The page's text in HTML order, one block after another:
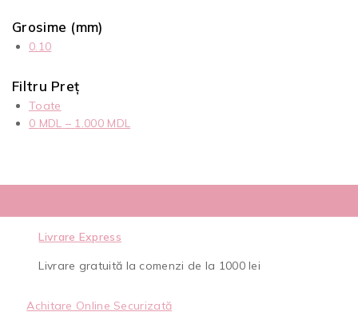
Grosime (mm)
0.10
Filtru Preț
Toate
0 MDL – 1.000 MDL
Livrare Express
Livrare gratuită la comenzi de la 1000 lei
Achitare Online Securizată